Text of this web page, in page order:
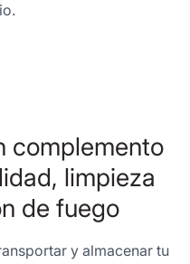
complemento
limpieza
de fuego
y almacenar tu